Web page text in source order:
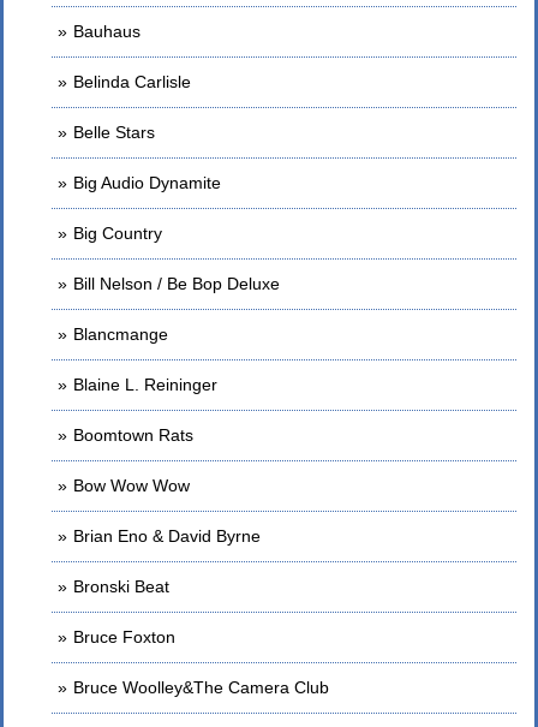
Bauhaus
Belinda Carlisle
Belle Stars
Big Audio Dynamite
Big Country
Bill Nelson / Be Bop Deluxe
Blancmange
Blaine L. Reininger
Boomtown Rats
Bow Wow Wow
Brian Eno & David Byrne
Bronski Beat
Bruce Foxton
Bruce Woolley&The Camera Club